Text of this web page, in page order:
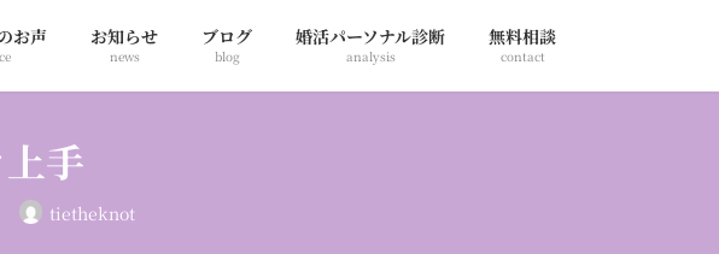
お声 お知らせ
news
ブログ
blog
婚活パーソナル診断
analysis
無料相談
contact
手
tietheknot